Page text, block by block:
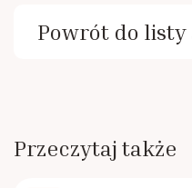
Powrót do
Przeczytaj także